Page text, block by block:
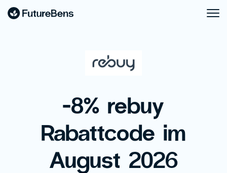
-8% rebuy
Rabattcode im
August 2026